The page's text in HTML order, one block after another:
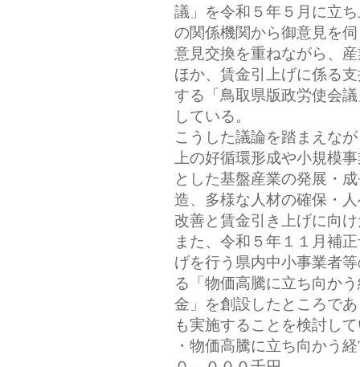
議」を令和５年５月に立
の関係機関から御意見を
意見交換を重ねながら、
ほか、賃金引上げに係る
する「鳥取県版政労使会
している。
こうした議論を踏まえな
上の好循環形成や小規模
とした基盤産業の発展・
造、多様な人材の確保・
改善と賃金引き上げに向
また、令和５年１１月補
げを行う県内中小事業者
る「物価高騰に立ち向か
金」を創設したところで
も実施することを検討し
・物価高騰に立ち向かう